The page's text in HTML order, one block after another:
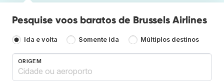
Pesquise voos baratos de Brussels Airlines
Ida e volta Somente ida Múltiplos destinos
ORIGEM